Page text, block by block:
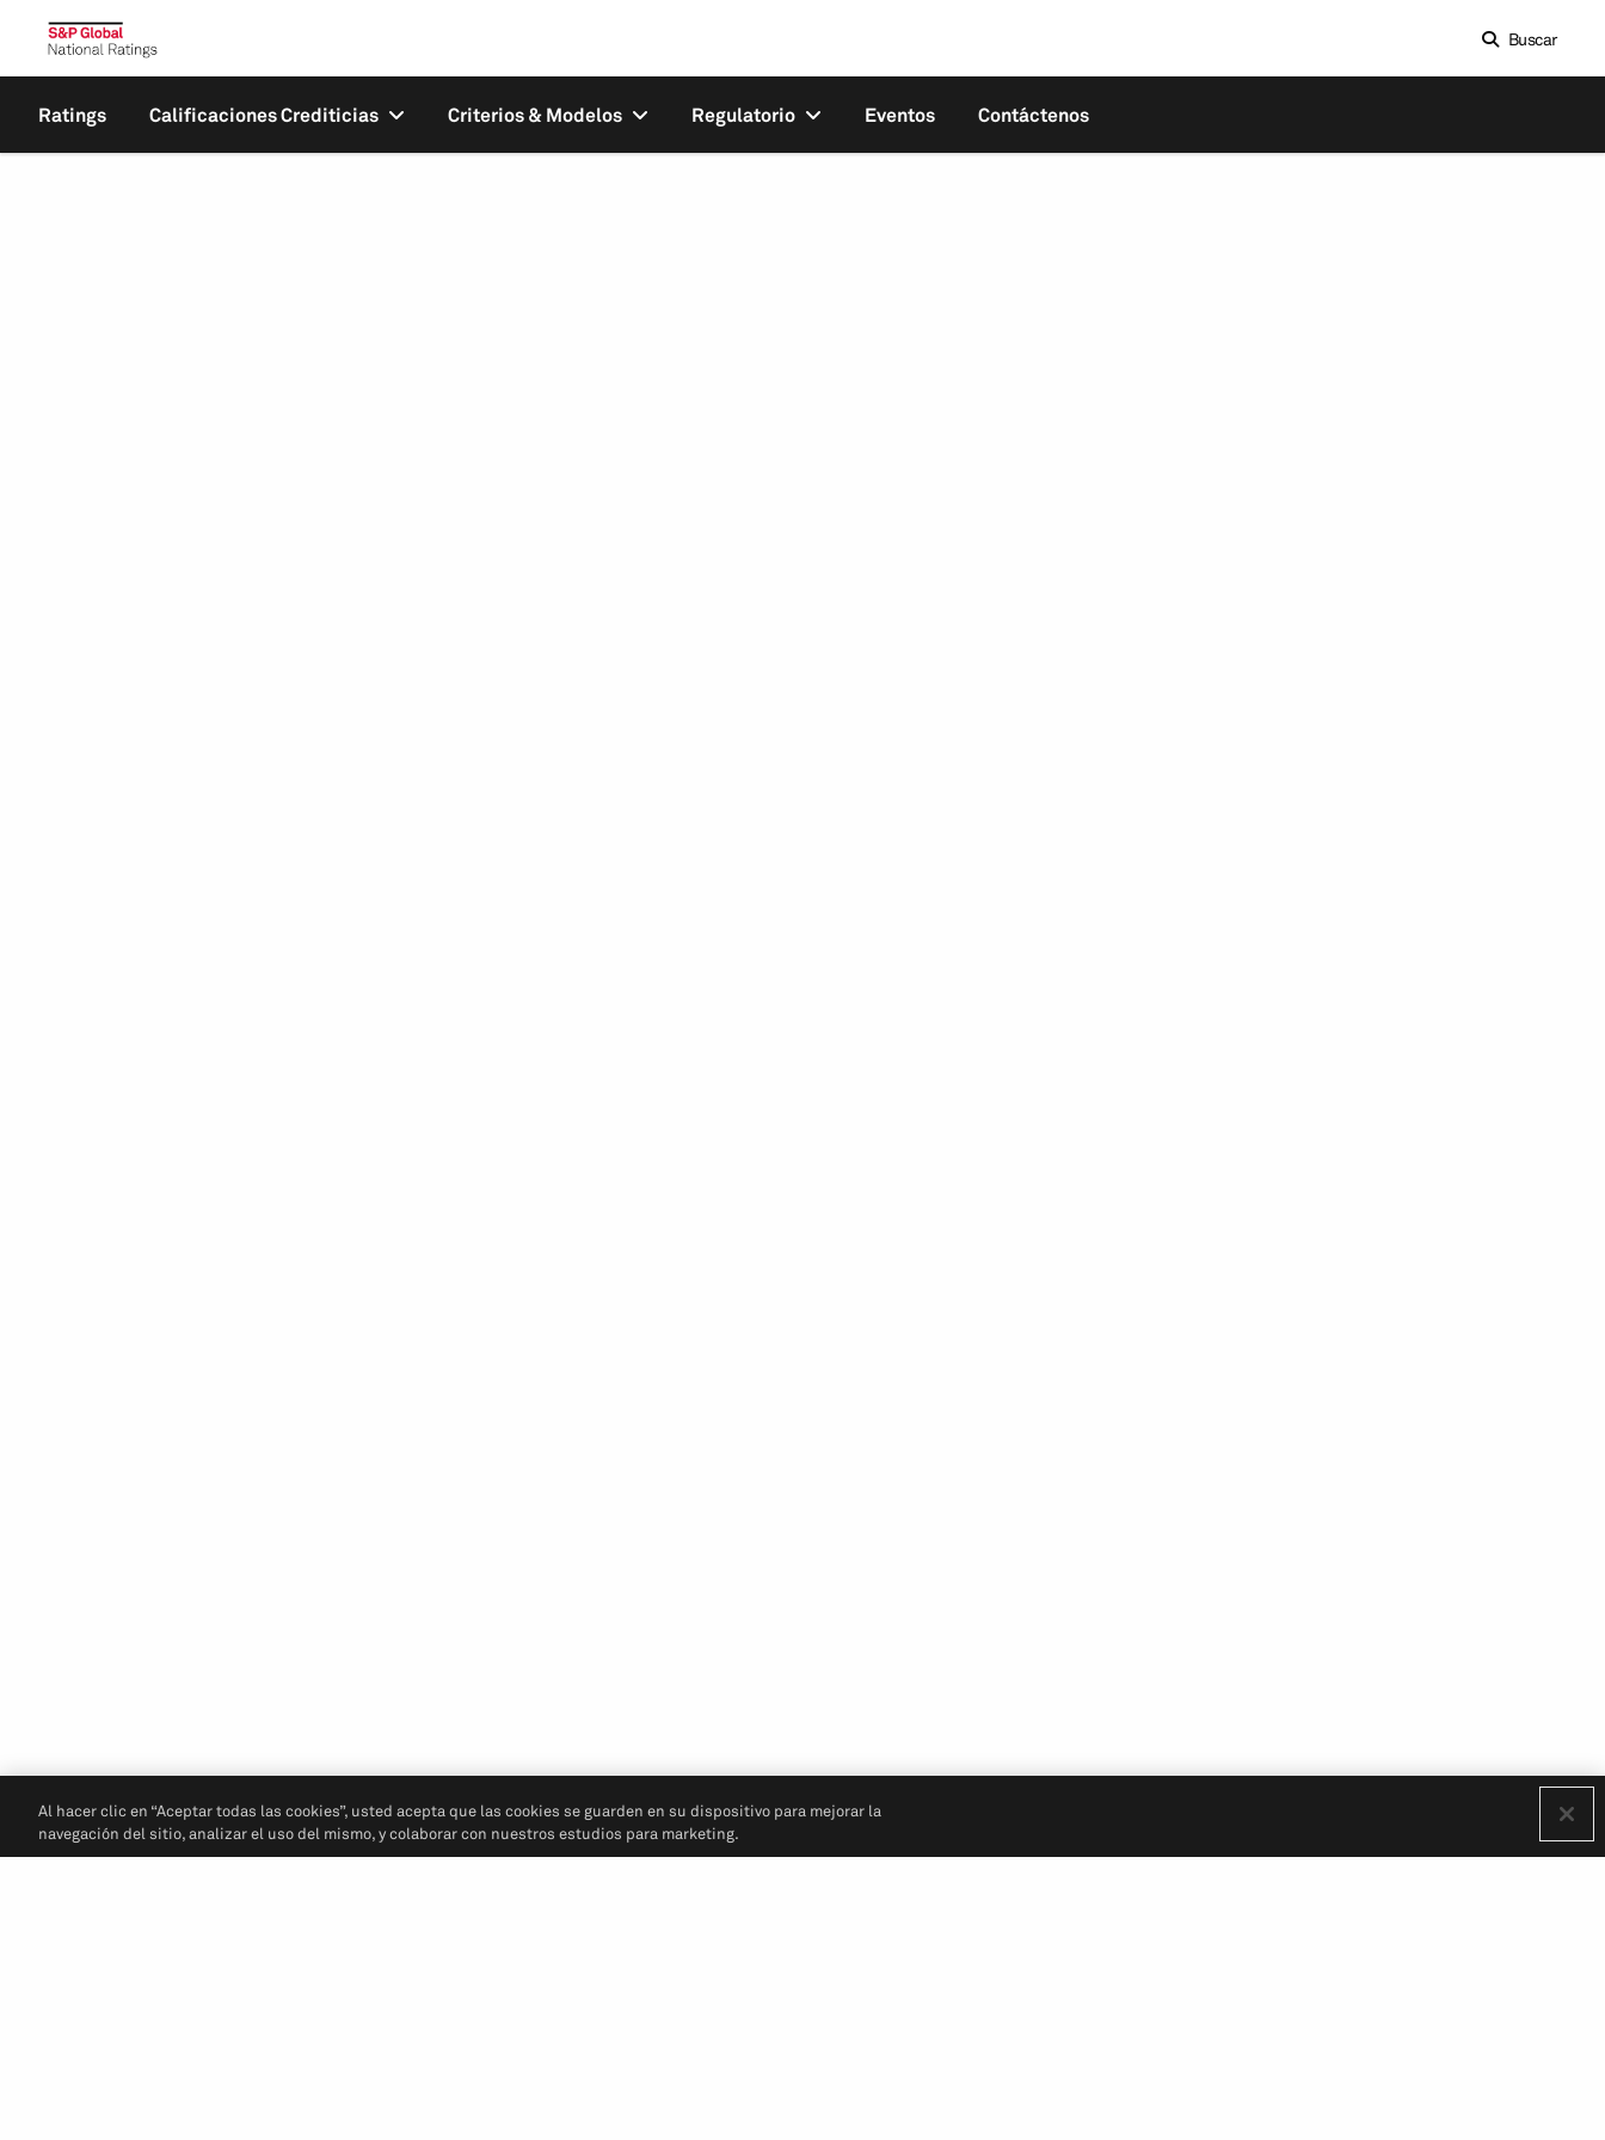
Buscar
Ratings Calificaciones Crediticias Criterios & Modelos Regulatorio Eventos Contáctenos
Al hacer clic en “Aceptar todas las cookies”, usted acepta que las cookies se guarden en su dispositivo para mejorar la
navegación del sitio, analizar el uso del mismo, y colaborar con nuestros estudios para marketing.